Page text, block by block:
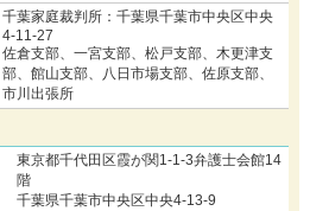
千葉家庭裁判所：千葉県千葉市中央区中央
4-11-27
佐倉支部、一宮支部、松戸支部、木更津支
部、館山支部、八日市場支部、佐原支部、
市川出張所
東京都千代田区霞が関1-1-3弁護士会館14
階
千葉県千葉市中央区中央4-13-9